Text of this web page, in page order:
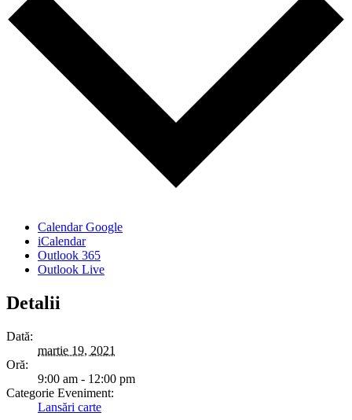
Calendar Google
iCalendar
Outlook 365
Outlook Live
Detalii
Dată:
martie 19, 2021
Oră:
9:00 am - 12:00 pm
Categorie Eveniment:
Lansări carte